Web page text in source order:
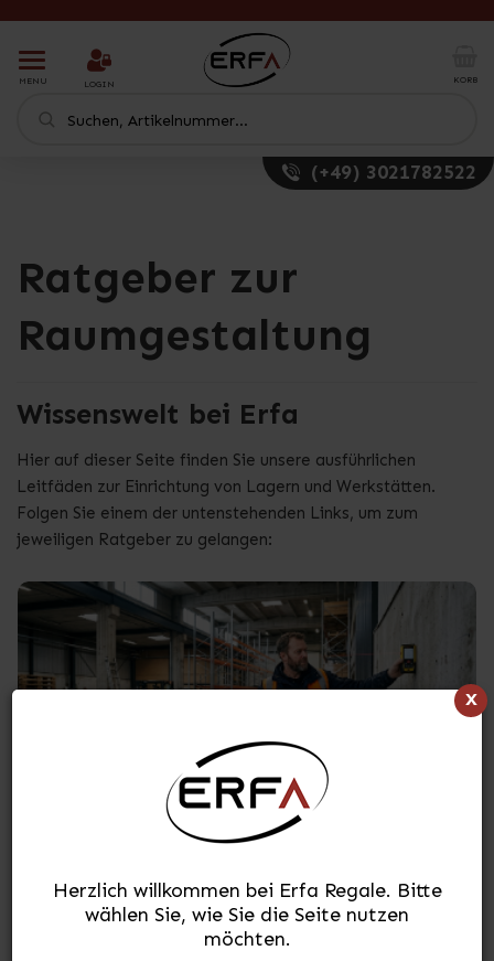
T
o
g
g
a
i
o
MENU LOGIN
(+49) 3021782522
KORB
x
Herzlich willkommen bei Erfa Regale. Bitte
wählen Sie, wie Sie die Seite nutzen
möchten.
Ratgeber zur
Raumgestaltung
Wissenswelt bei Erfa
Hier auf dieser Seite finden Sie unsere ausführlichen
Leitfäden zur Einrichtung von Lagern und Werkstätten.
Folgen Sie einem der untenstehenden Links, um zum
jeweiligen Ratgeber zu gelangen:
Leitfaden zur Lagereinrichtung